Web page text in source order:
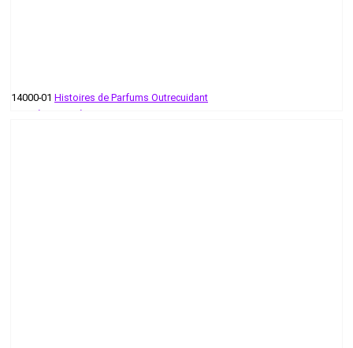
14000-01 Histoires de Parfums Outrecuidant
58 руб - 709 руб